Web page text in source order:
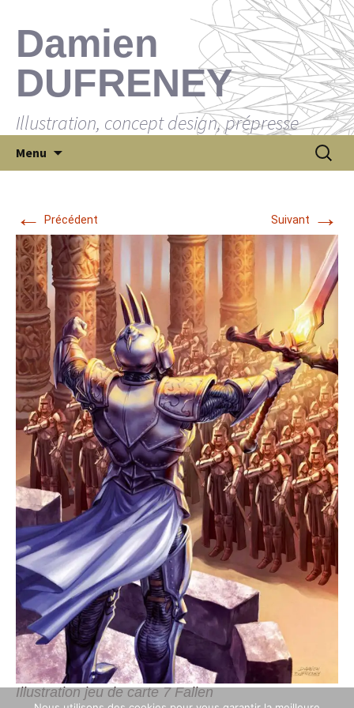
Damien
DUFRENEY
Illustration, concept design, prépresse
Menu
au
contenu
← Précédent Suivant →
Illustration jeu de carte 7 Fallen